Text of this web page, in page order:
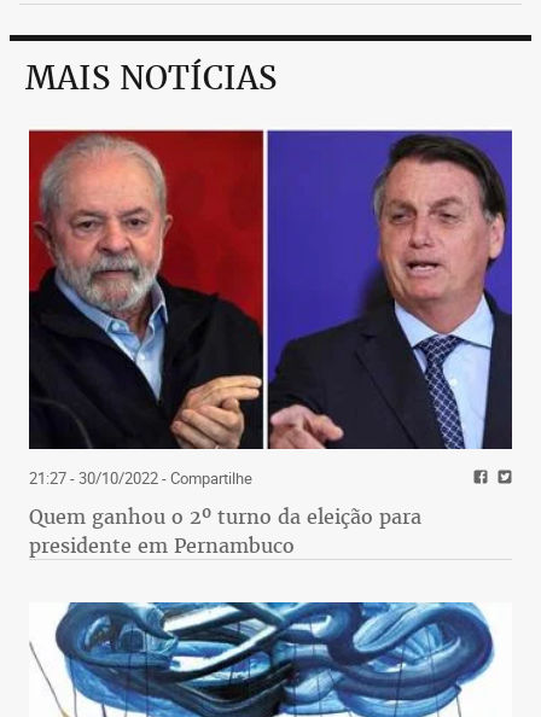
MAIS NOTÍCIAS
21:27 - 30/10/2022- Compartilhe
Quem ganhou o 2º turno da eleição para
presidente em Pernambuco